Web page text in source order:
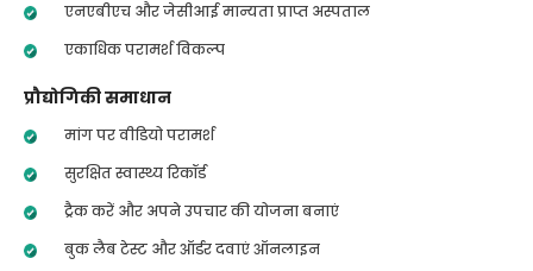
एनएबीएच और जेसीआई मान्यता प्राप्त अस्पताल
एकाधिक परामर्श विकल्प
प्रौद्योगिकी समाधान
मांग पर वीडियो परामर्श
सुरक्षित स्वास्थ्य रिकॉर्ड
ट्रैक करें और अपने उपचार की योजना बनाएं
बुक लैब टेस्ट और ऑर्डर दवाएं ऑनलाइन